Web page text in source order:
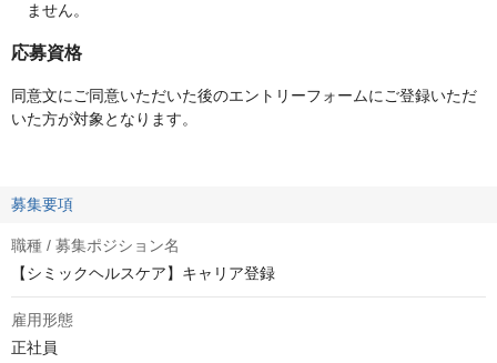
ません。
応募資格
同意文にご同意いただいた後のエントリーフォームにご登録いただ
いた方が対象となります。
募集要項
職種 / 募集ポジション名
【シミックヘルスケア】キャリア登録
雇用形態
正社員